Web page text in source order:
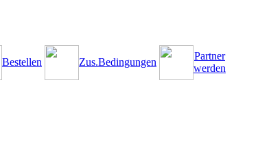
Bestellen Zus.Bedingungen
Partner
werden